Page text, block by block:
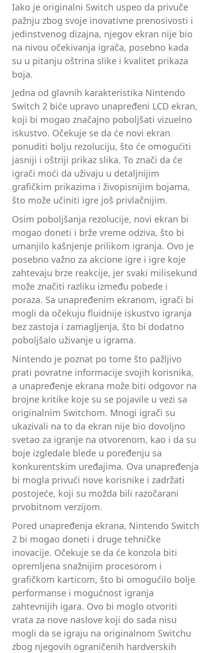
Iako je originalni Switch uspeo da privuče
pažnju zbog svoje inovativne prenosivosti i
jedinstvenog dizajna, njegov ekran nije bio
na nivou očekivanja igrača, posebno kada
su u pitanju oštrina slike i kvalitet prikaza
boja.
Jedna od glavnih karakteristika Nintendo
Switch 2 biće upravo unapređeni LCD ekran,
koji bi mogao značajno poboljšati vizuelno
iskustvo. Očekuje se da će novi ekran
ponuditi bolju rezoluciju, što će omogućiti
jasniji i oštriji prikaz slika. To znači da će
igrači moći da uživaju u detaljnijim
grafičkim prikazima i živopisnijim bojama,
što može učiniti igre još privlačnijim.
Osim poboljšanja rezolucije, novi ekran bi
mogao doneti i brže vreme odziva, što bi
umanjilo kašnjenje prilikom igranja. Ovo je
posebno važno za akcione igre i igre koje
zahtevaju brze reakcije, jer svaki milisekund
može značiti razliku između pobede i
poraza. Sa unapređenim ekranom, igrači bi
mogli da očekuju fluidnije iskustvo igranja
bez zastoja i zamagljenja, što bi dodatno
poboljšalo uživanje u igrama.
Nintendo je poznat po tome što pažljivo
prati povratne informacije svojih korisnika,
a unapređenje ekrana može biti odgovor na
brojne kritike koje su se pojavile u vezi sa
originalnim Switchom. Mnogi igrači su
ukazivali na to da ekran nije bio dovoljno
svetao za igranje na otvorenom, kao i da su
boje izgledale blede u poređenju sa
konkurentskim uređajima. Ova unapređenja
bi mogla privući nove korisnike i zadržati
postojeće, koji su možda bili razočarani
prvobitnom verzijom.
Pored unapređenja ekrana, Nintendo Switch
2 bi mogao doneti i druge tehničke
inovacije. Očekuje se da će konzola biti
opremljena snažnijim procesorom i
grafičkom karticom, što bi omogućilo bolje
performanse i mogućnost igranja
zahtevnijih igara. Ovo bi moglo otvoriti
vrata za nove naslove koji do sada nisu
mogli da se igraju na originalnom Switchu
zbog njegovih ograničenih hardverskih